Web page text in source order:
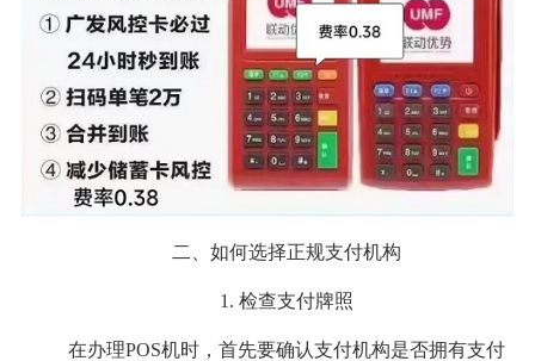
二、如何选择正规支付机构
1. 检查支付牌照
在办理POS机时，首先要确认支付机构是否拥有支付